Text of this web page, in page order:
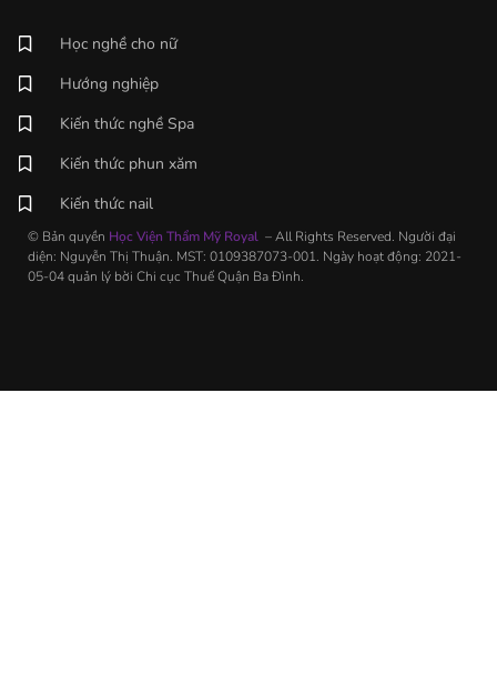
Học nghề cho nữ
Hướng nghiệp
Kiến thức nghề Spa
Kiến thức phun xăm
Kiến thức nail
© Bản quyền Học Viện Thẩm Mỹ Royal – All Rights Reserved. Người đại
diện: Nguyễn Thị Thuận. MST: 0109387073-001. Ngày hoạt động: 2021-
05-04 quản lý bời Chi cục Thuế Quận Ba Đình.